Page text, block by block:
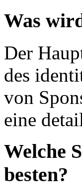
Was
Der
des
von
eine
Welche
besten?